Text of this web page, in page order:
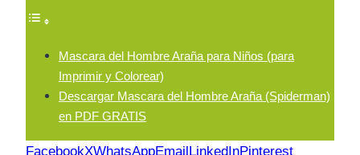
Mascara del Hombre Araña para Niños (para
Imprimir y Colorear)
Descargar Mascara del Hombre Araña (Spiderman)
en PDF GRATIS
FacebookXWhatsAppEmailLinkedInPinterest